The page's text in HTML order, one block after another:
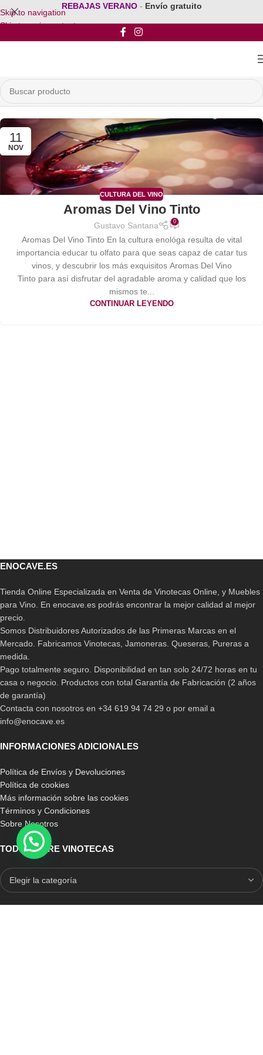
Skip to navigation
Skip to main content
REBAJAS VERANO - Envío gratuito
11
NOV
CULTURA DEL VINO
Aromas Del Vino Tinto
Gustavo Santana 0
Aromas Del Vino Tinto En la cultura enológa resulta de vital
importancia educar tu olfato para que seas capaz de catar tus
vinos, y descubrir los más exquisitos Aromas Del Vino
Tinto para así disfrutar del agradable aroma y calidad que los
mismos te...
CONTINUAR LEYENDO
ENOCAVE.ES
Tienda Online Especializada en Venta de Vinotecas Online, y Muebles
para Vino. En enocave.es podrás encontrar la mejor calidad al mejor
precio.
Somos Distribuidores Autorizados de las Primeras Marcas en el
Mercado. Fabricamos Vinotecas, Jamoneras. Queseras, Pureras a
medida.
Pago totalmente seguro. Disponibilidad en tan solo 24/72 horas en tu
casa o negocio. Productos con total Garantía de Fabricación (2 años
de garantía)
Contacta con nosotros en +34 619 94 74 29 o por email a
info@enocave.es
INFORMACIONES ADICIONALES
Política de Envíos y Devoluciones
Política de cookies
Más información sobre las cookies
Términos y Condiciones
Sobre Nosotros
TODO SOBRE VINOTECAS